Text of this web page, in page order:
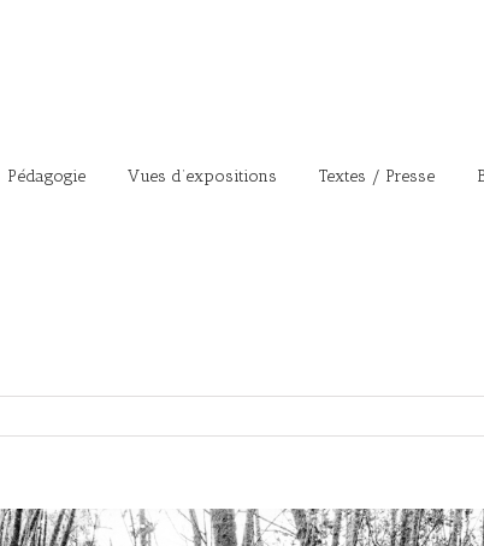
Pédagogie Vues d’expositions Textes / Presse